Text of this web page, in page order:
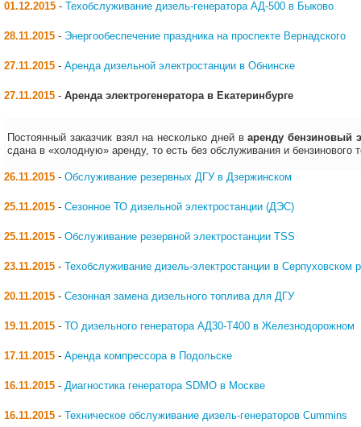
01.12.2015 - Техобслуживание дизель-генератора АД-500 в Быково
28.11.2015 - Энергообеспечение праздника на проспекте Вернадского
27.11.2015 - Аренда дизельной электростанции в Обнинске
27.11.2015 - Аренда электрогенератора в Екатеринбурге
Постоянный заказчик взял на несколько дней варенду бензиновый
сдана в «холодную» аренду, то есть без обслуживания и бензинового
26.11.2015 - Обслуживание резервных ДГУ в Дзержинском
25.11.2015 - Сезонное ТО дизельной электростанции (ДЭС)
25.11.2015 - Обслуживание резервной электростанции TSS
23.11.2015 - Техобслуживание дизель-электростанции в Серпуховском
20.11.2015 - Сезонная замена дизельного топлива для ДГУ
19.11.2015 - ТО дизельного генератора АД30-Т400 в Железнодорожном
17.11.2015 - Аренда компрессора в Подольске
16.11.2015 - Диагностика генератора SDMO в Москве
16.11.2015 - Техническое обслуживание дизель-генераторов Cummins